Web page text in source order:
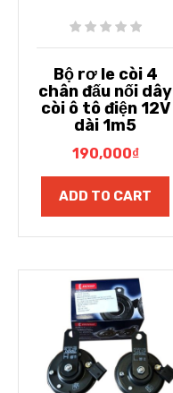
Bộ rơ le còi 4
chân đấu nối dây
còi ô tô điện 12V
dài 1m5
190,000₫
ADD TO CART